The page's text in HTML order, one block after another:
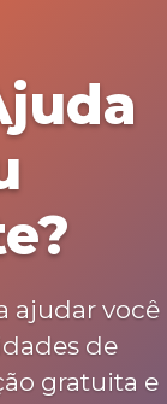
ajudar você
de
gratuita e